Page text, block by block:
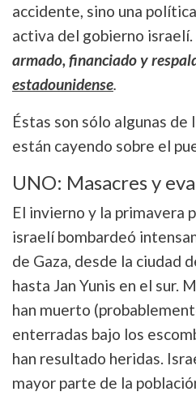
accidente, sino una
activa del gobierno israelí.
armado, financiado y
estadounidense.
Éstas son sólo algunas de
están cayendo sobre el
UNO: Masacres y
El invierno y la primavera
israelí bombardeó
de Gaza, desde la ciudad
hasta Jan Yunis en el sur.
han muerto
enterradas bajo los
han resultado heridas.
mayor parte de la